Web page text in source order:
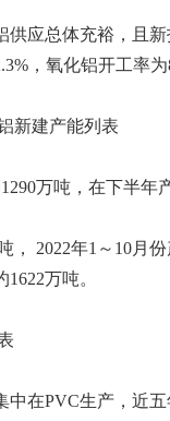
供应总体充裕，且
，氧化铝开工率
新建产能列表
万吨，在下半
， 2022年1～10月
万吨。
在PVC生产，近